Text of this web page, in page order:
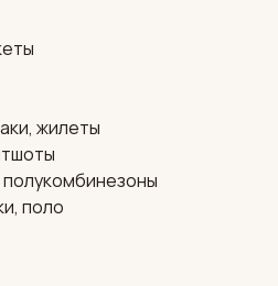
жилеты
поло